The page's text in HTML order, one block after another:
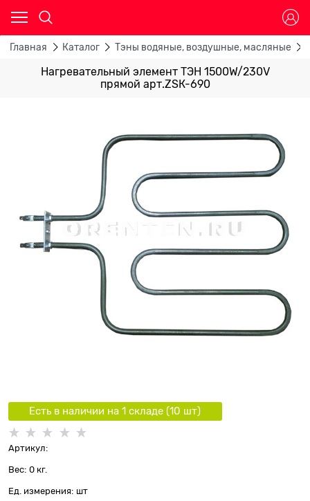
Главная Каталог Тэны водяные, воздушные, масляные
Нагревательный элемент ТЭН 1500W/230V
прямой арт.ZSК-690
Есть в наличии на 1 складe (10 шт)
Артикул:
Вес: 0 кг.
Ед. измерения: шт